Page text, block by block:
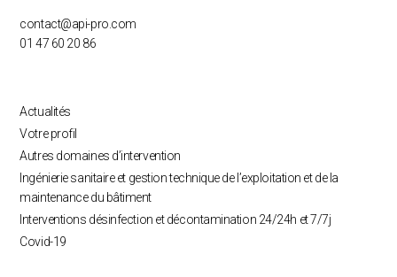
contact@api-pro.com
01 47 60 20 86
Actualités
Votre profil
Autres domaines d’intervention
Ingénierie sanitaire et gestion technique de l’exploitation et de la
maintenance du bâtiment
Interventions désinfection et décontamination 24/24h et 7/7j
Covid-19